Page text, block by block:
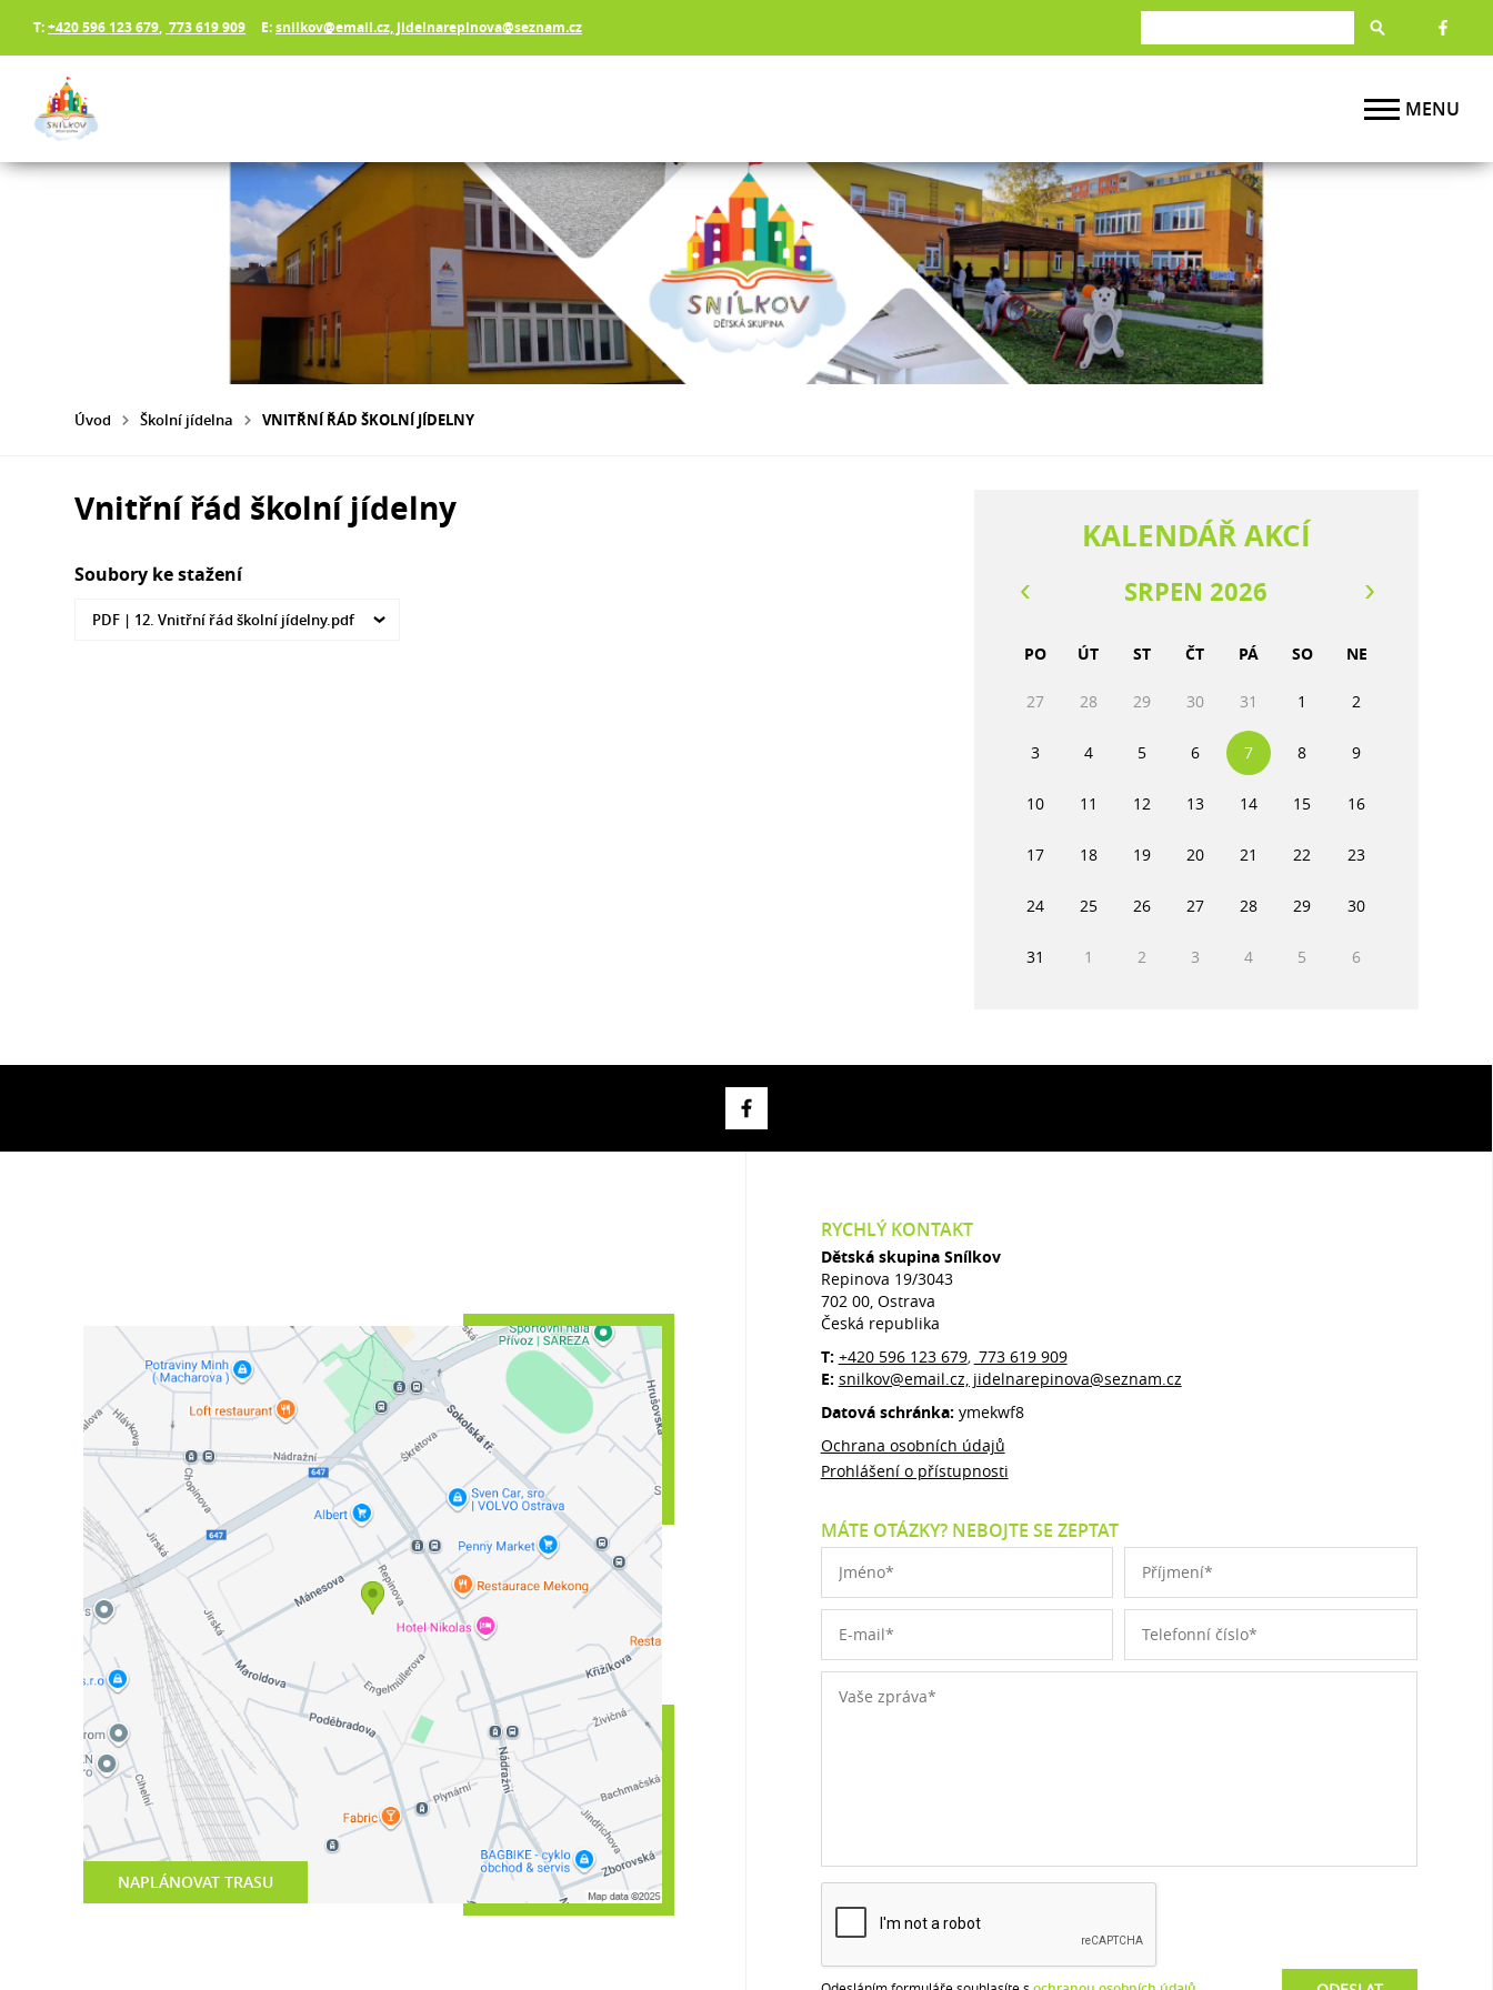
T:+420 596 123 679, 773 619 909 E:snilkov@email.cz, jidelnarepinova@seznam.cz
Úvod Školní jídelna VNITŘNÍ ŘÁD ŠKOLNÍ JÍDELNY
Vnitřní řád školní jídelny
Soubory ke stažení
PDF | 12. Vnitřní řád školní jídelny.pdf
KALENDÁŘ AKCÍ
SRPEN 2026
PO ÚT ST ČT PÁ SO NE
27 28 29 30 31 1 2
3 4 5 6 7 8 9
10 11 12 13 14 15 16
17 18 19 20 21 22 23
24 25 26 27 28 29 30
31 1 2 3 4 5 6
NAPLÁNOVAT TRASU
RYCHLÝ KONTAKT
Dětská skupina Snílkov
Repinova 19/3043
702 00, Ostrava
Česká republika
T: +420 596 123 679, 773 619 909
E: snilkov@email.cz, jidelnarepinova@seznam.cz
Datová schránka: ymekwf8
Ochrana osobních údajů
Prohlášení o přístupnosti
MÁTE OTÁZKY? NEBOJTE SE ZEPTAT